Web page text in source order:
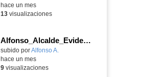
hace un mes
13visualizaciones
Alfonso_Alcalde_EvidenciaArea_3
Contenido educativo.
subido porAlfonso A.
hace un mes
9visualizaciones